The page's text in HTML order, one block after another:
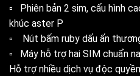
▫️ Phiên bản 2 sim, cấu hình
khúc aster P
▫️ Nút bấm ruby dấu ấn
▫️ Máy hỗ trợ hai SIM chuẩn
Hỗ trợ nhiều dịch vụ độc